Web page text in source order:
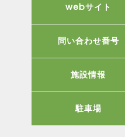
webサイト
問い合わせ番号
施設情報
駐車場